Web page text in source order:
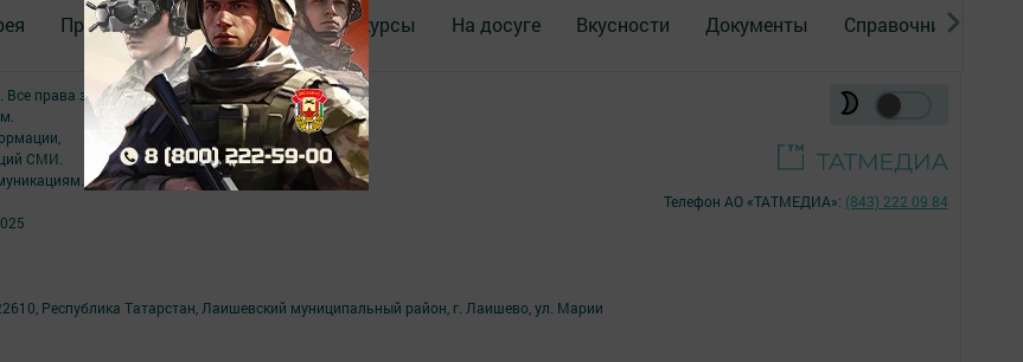
Происшествия ВИДЕО Конкурсы На досуге Вкусности Документы Справочник
Все права защищены.
СМИ.
Республика Татарстан, Лаишевский муниципальный район, г. Лаишево, ул. Марии
Телефон АО «ТАТМЕДИА»: (843) 222 09 84